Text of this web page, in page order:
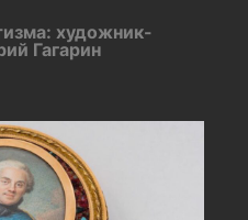
художник-
Гагарин